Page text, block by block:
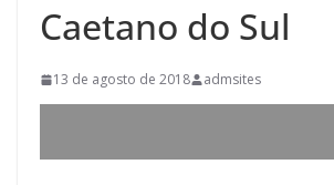
Caetano do Sul
13 de agosto de 2018 admsites